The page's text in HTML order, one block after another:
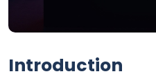
Introduction